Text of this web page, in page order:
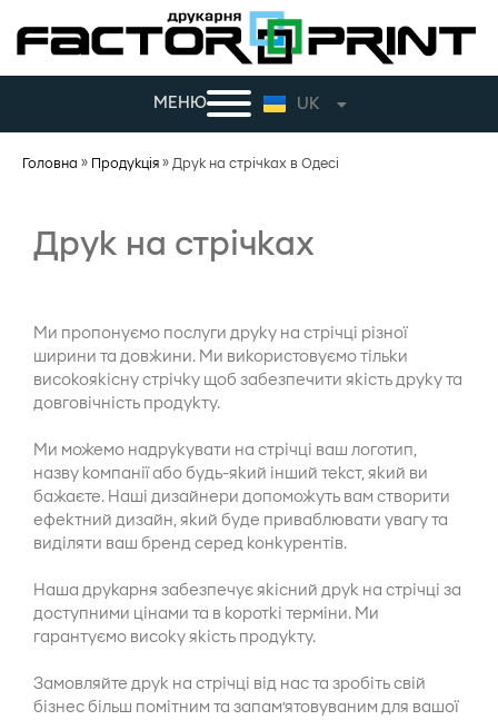
МЕНЮ UK
RU
Головна » Продукція » Друк на стрічках в Одесі
Друк на стрічках
Ми пропонуємо послуги друку на стрічці різної
ширини та довжини. Ми використовуємо тільки
високоякісну стрічку щоб забезпечити якість друку та
довговічність продукту.
Ми можемо надрукувати на стрічці ваш логотип,
назву компанії або будь-який інший текст, який ви
бажаєте. Наші дизайнери допоможуть вам створити
ефектний дизайн, який буде приваблювати увагу та
виділяти ваш бренд серед конкурентів.
Наша друкарня забезпечує якісний друк на стрічці за
доступними цінами та в короткі терміни. Ми
гарантуємо високу якість продукту.
Замовляйте друк на стрічці від нас та зробіть свій
бізнес більш помітним та запам’ятовуваним для вашої